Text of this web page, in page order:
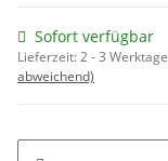
Sofort verfügbar
Lieferzeit:2 - 3 Werktage
abweichend)